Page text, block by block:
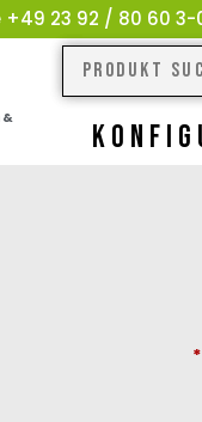
+49 23 92 / 80 60 3-
&